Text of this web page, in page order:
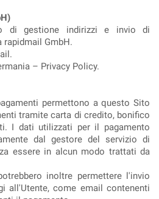
di gestione indirizzi e invio di
GmbH.
– Privacy Policy.
permettono a questo Sito
tramite carta di credito, bonifico
I dati utilizzati per il pagamento
dal gestore del servizio di
essere in alcun modo trattati da
inoltre permettere l'invio
all'Utente, come email contenenti